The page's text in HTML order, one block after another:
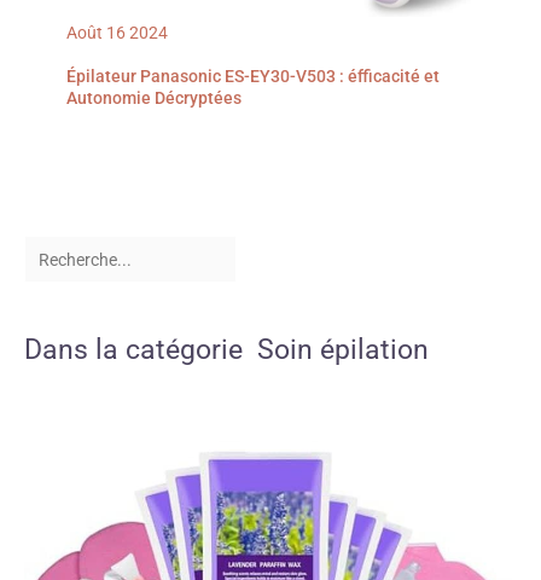
Août 162024
Épilateur Panasonic ES-EY30-V503 : éfficacité et
Autonomie Décryptées
Dans la catégorie Soin épilation